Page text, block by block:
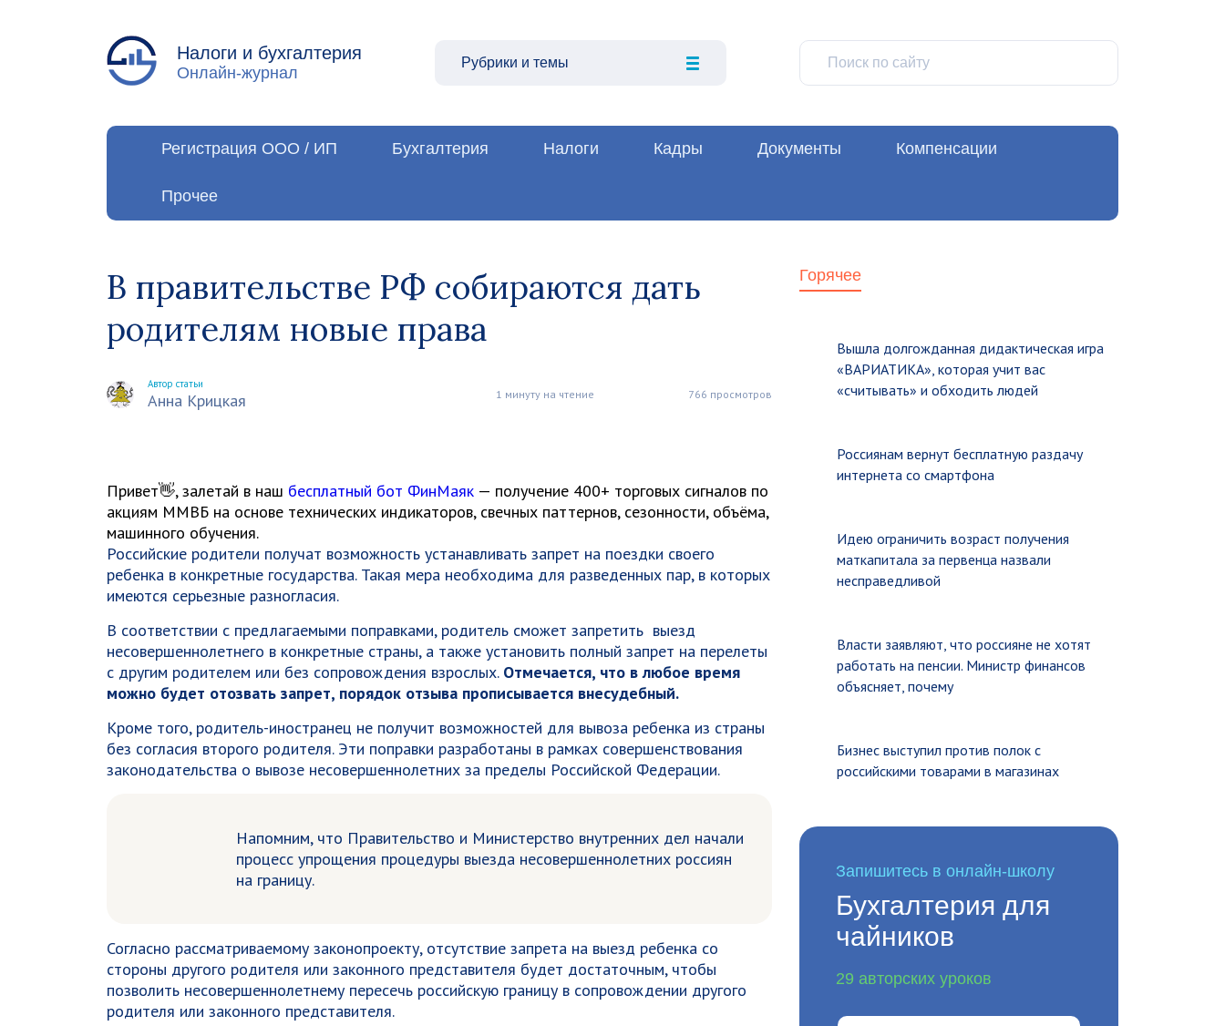
Налоги и бухгалтерия
Онлайн-журнал
Рубрики и темы
Регистрация ООО / ИП Бухгалтерия Налоги Кадры Документы Компенсации
Прочее
В правительстве РФ собираются дать
родителям новые права
Автор статьи
Анна Крицкая 1 минуту на чтение 766 просмотров
Привет👋, залетай в наш бесплатный бот ФинМаяк — получение 400+ торговых сигналов по
акциям ММВБ на основе технических индикаторов, свечных паттернов, сезонности, объёма,
машинного обучения.
Российские родители получат возможность устанавливать запрет на поездки своего
ребенка в конкретные государства. Такая мера необходима для разведенных пар, в которых
имеются серьезные разногласия.
В соответствии с предлагаемыми поправками, родитель сможет запретить выезд
несовершеннолетнего в конкретные страны, а также установить полный запрет на перелеты
с другим родителем или без сопровождения взрослых. Отмечается, что в любое время
можно будет отозвать запрет, порядок отзыва прописывается внесудебный.
Кроме того, родитель-иностранец не получит возможностей для вывоза ребенка из страны
без согласия второго родителя. Эти поправки разработаны в рамках совершенствования
законодательства о вывозе несовершеннолетних за пределы Российской Федерации.
Напомним, что Правительство и Министерство внутренних дел начали
процесс упрощения процедуры выезда несовершеннолетних россиян
на границу.
Согласно рассматриваемому законопроекту, отсутствие запрета на выезд ребенка со
стороны другого родителя или законного представителя будет достаточным, чтобы
позволить несовершеннолетнему пересечь российскую границу в сопровождении другого
родителя или законного представителя.
Горячее
Вышла долгожданная дидактическая игра
«ВАРИАТИКА», которая учит вас
«считывать» и обходить людей
Россиянам вернут бесплатную раздачу
интернета со смартфона
Идею ограничить возраст получения
маткапитала за первенца назвали
несправедливой
Власти заявляют, что россияне не хотят
работать на пенсии. Министр финансов
объясняет, почему
Бизнес выступил против полок с
российскими товарами в магазинах
Запишитесь в онлайн-школу
Бухгалтерия для
чайников
29 авторских уроков